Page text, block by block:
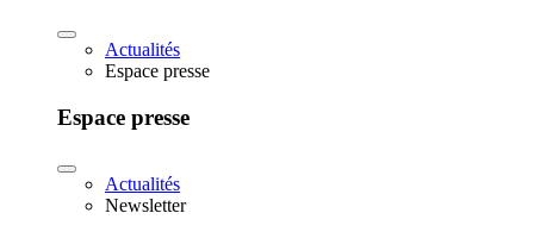
Actualités
Espace presse
Espace presse
Actualités
Newsletter